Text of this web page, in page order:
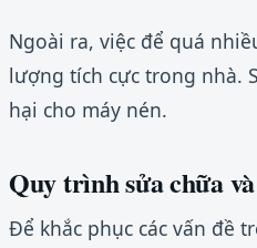
Ngoài ra, việc để quá
lượng tích cực trong nhà.
hại cho máy nén.
Quy trình sửa chữa
Để khắc phục các vấn đề